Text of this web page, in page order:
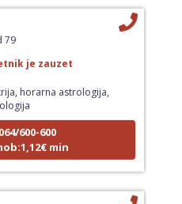
horarna astrologija,
600-600
min